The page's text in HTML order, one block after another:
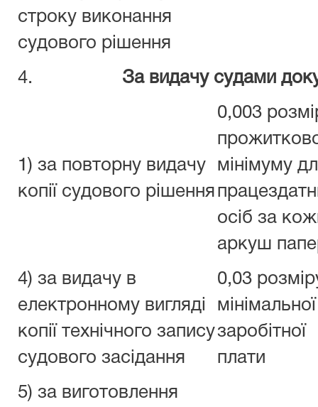
строку виконання
судового рішення
4. За видачу судами
1) за повторну видачу
копії судового рішення
0,003
мінімуму
осіб за
аркуш
4) за видачу в
електронному вигляді
копії технічного запису
судового засідання
0,03
мінімальної
заробітної
плати
5) за виготовлення